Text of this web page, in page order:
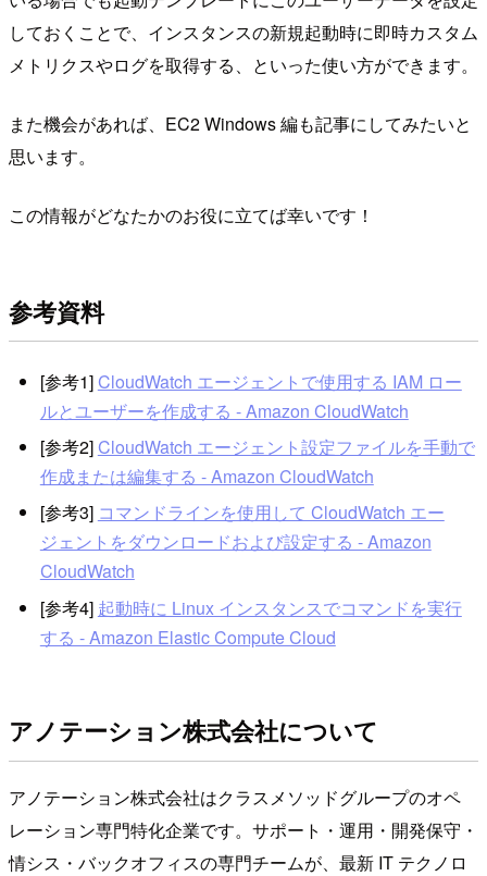
しておくことで、インスタンスの新規起動時に即時カスタム
メトリクスやログを取得する、といった使い方ができます。
また機会があれば、EC2 Windows 編も記事にしてみたいと
思います。
この情報がどなたかのお役に立てば幸いです！
参考資料
[参考1]CloudWatch エージェントで使用する IAM ロー
ルとユーザーを作成する - Amazon CloudWatch
[参考2]CloudWatch エージェント設定ファイルを手動で
作成または編集する - Amazon CloudWatch
[参考3] コマンドラインを使用して CloudWatch エー
ジェントをダウンロードおよび設定する - Amazon
CloudWatch
[参考4] 起動時に Linux インスタンスでコマンドを実行
する - Amazon Elastic Compute Cloud
アノテーション株式会社について
アノテーション株式会社はクラスメソッドグループのオペ
レーション専門特化企業です。サポート・運用・開発保守・
情シス・バックオフィスの専門チームが、最新 IT テクノロ